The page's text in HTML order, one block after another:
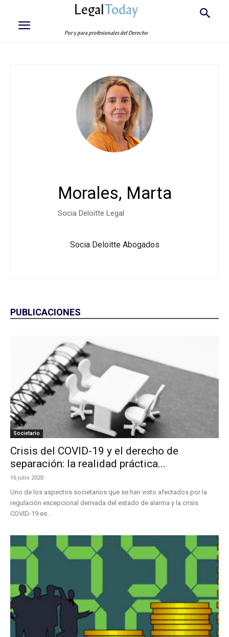
LegalToday
Por y para profesionales del Derecho
Morales, Marta
Socia Deloitte Legal
Socia Deloitte Abogados
PUBLICACIONES
Societario
Crisis del COVID-19 y el derecho de
separación: la realidad práctica...
16 julio 2020
Uno de los aspectos societarios que se han visto afectados por la
regulación excepcional derivada del estado de alarma y la crisis
COVID-19 es...